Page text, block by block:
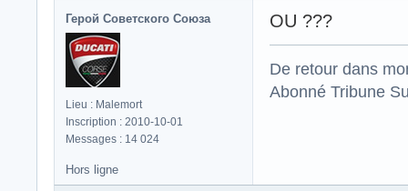
Герой Советского Союза
Lieu : Malemort
Inscription : 2010-10-01
Messages : 14 024
OU ???
De retour dans
Abonné Tribune
Hors ligne